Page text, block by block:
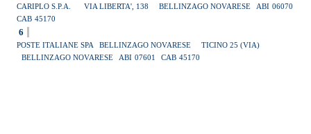
CARIPLO S.P.A. VIA LIBERTA', 138 BELLINZAGO NOVARESE ABI 06070
CAB 45170
6
POSTE ITALIANE SPA BELLINZAGO NOVARESE
TICINO 25 (VIA)
BELLINZAGO NOVARESE
ABI 07601 CAB 45170